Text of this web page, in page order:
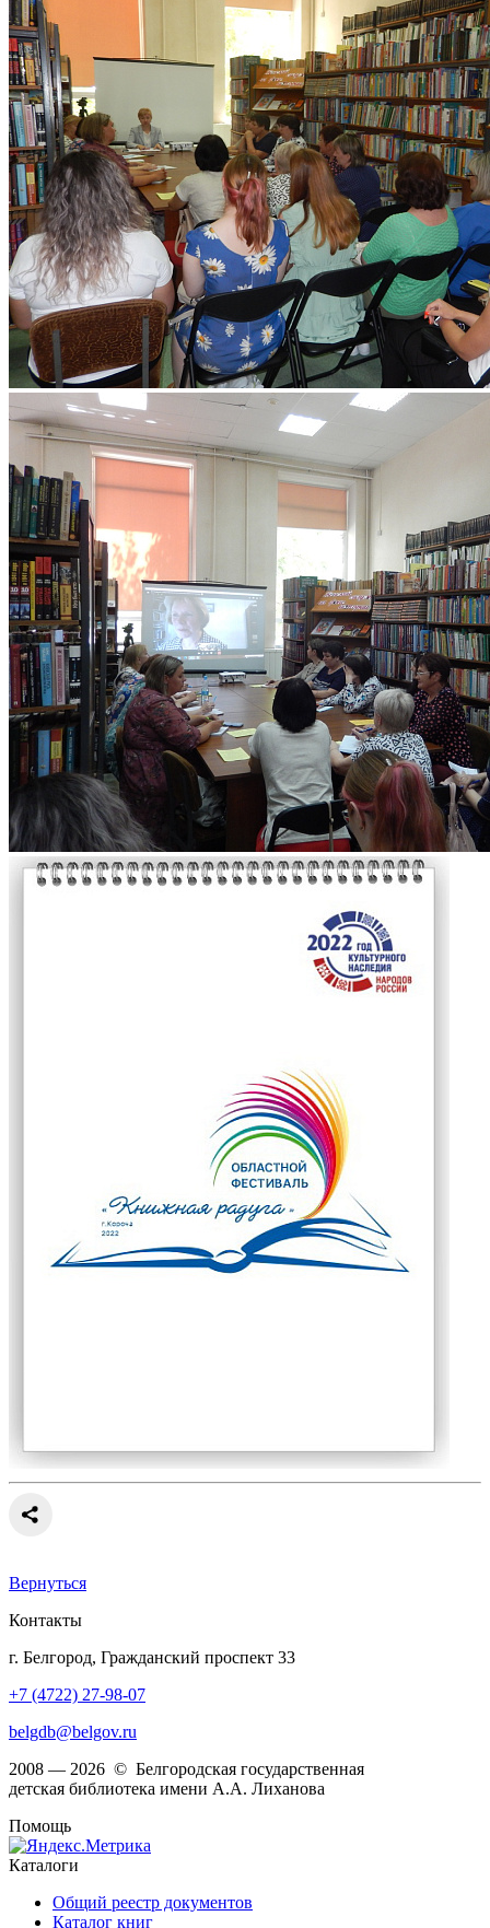
Вернуться
Контакты
г. Белгород, Гражданский проспект 33
+7 (4722) 27-98-07
belgdb@belgov.ru
2008 — 2026 © Белгородская государственная
детская библиотека имени А.А. Лиханова
Помощь
Каталоги
Общий реестр документов
Каталог книг